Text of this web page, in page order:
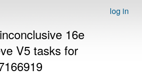
log in
16e
V5 tasks for